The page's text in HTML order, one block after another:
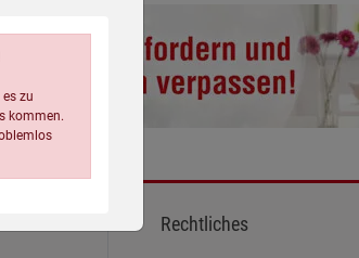
Rechtliches
zu
kommen.